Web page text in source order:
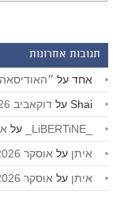
תגובות אחרונות
אחד על
Shai על דוקאביב 2026: שש או שבע המלצות
על
איתן על אוסקר 2026: כל הזוכים
איתן על אוסקר 2026: כל הזוכים